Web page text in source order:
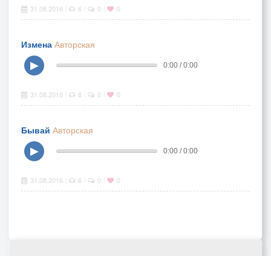
31.08.2016 6 0 0
Измена Авторская
▶
0:00 / 0:00
31.08.2016 8 0 0
Бывай Авторская
▶
0:00 / 0:00
31.08.2016 6 0 0